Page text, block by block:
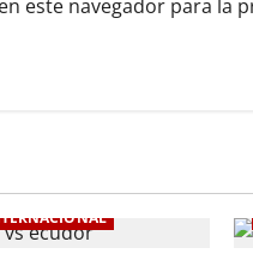
este navegador para la